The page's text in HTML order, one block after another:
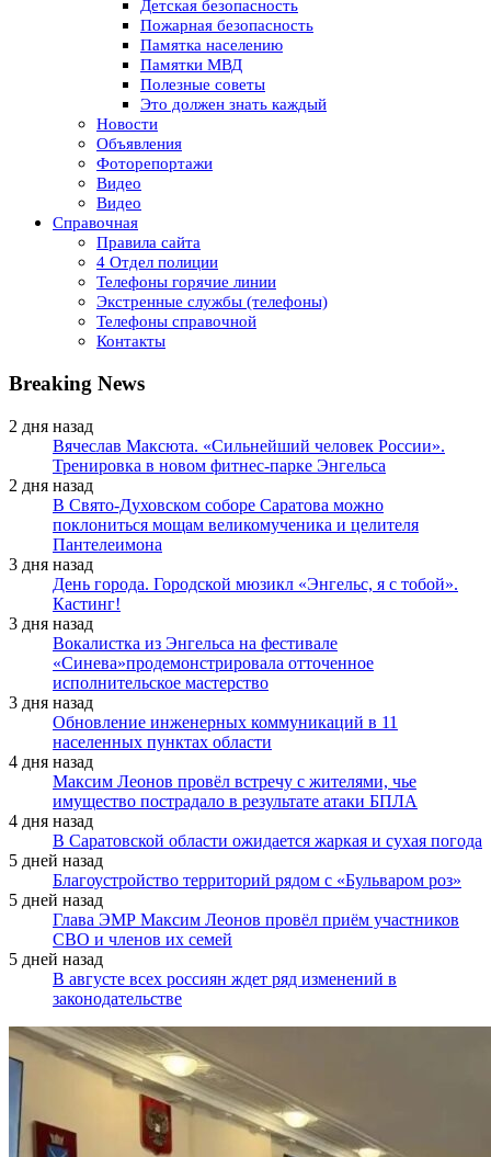
Детская безопасность
Пожарная безопасность
Памятка населению
Памятки МВД
Полезные советы
Это должен знать каждый
Новости
Объявления
Фоторепортажи
Видео
Видео
Справочная
Правила сайта
4 Отдел полиции
Телефоны горячие линии
Экстренные службы (телефоны)
Телефоны справочной
Контакты
Breaking News
2 дня назад
Вячеслав Максюта. «Сильнейший человек России».
Тренировка в новом фитнес-парке Энгельса
2 дня назад
В Свято-Духовском соборе Саратова можно
поклониться мощам великомученика и целителя
Пантелеимона
3 дня назад
День города. Городской мюзикл «Энгельс, я с тобой».
Кастинг!
3 дня назад
Вокалистка из Энгельса на фестивале
«Синева»продемонстрировала отточенное
исполнительское мастерство
3 дня назад
Обновление инженерных коммуникаций в 11
населенных пунктах области
4 дня назад
Максим Леонов провёл встречу с жителями, чье
имущество пострадало в результате атаки БПЛА
4 дня назад
В Саратовской области ожидается жаркая и сухая погода
5 дней назад
Благоустройство территорий рядом с «Бульваром роз»
5 дней назад
Глава ЭМР Максим Леонов провёл приём участников
СВО и членов их семей
5 дней назад
В августе всех россиян ждет ряд изменений в
законодательстве